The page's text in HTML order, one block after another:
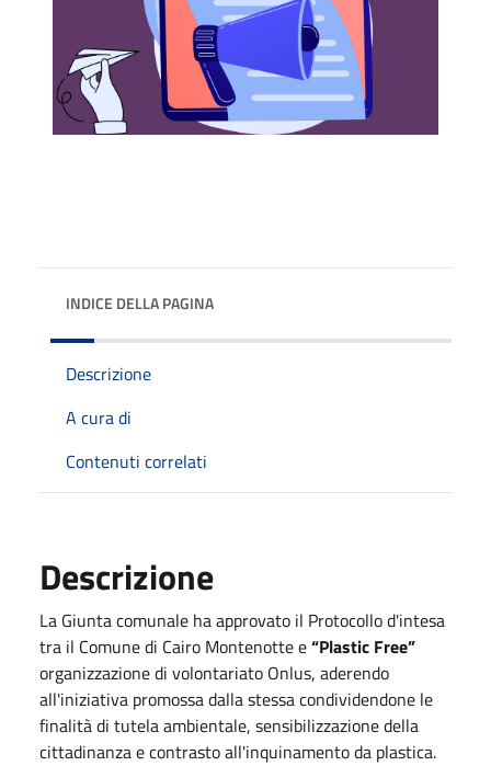
INDICE DELLA PAGINA
Descrizione
A cura di
Contenuti correlati
Descrizione
La Giunta comunale ha approvato il Protocollo d'intesa
tra il Comune di Cairo Montenotte e“Plastic Free”
organizzazione di volontariato Onlus, aderendo
all'iniziativa promossa dalla stessa condividendone le
finalità di tutela ambientale, sensibilizzazione della
cittadinanza e contrasto all'inquinamento da plastica.